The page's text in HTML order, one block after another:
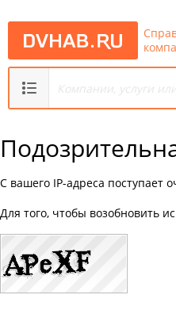
С вашего IP-адреса поступает
Для того, чтобы возобновить